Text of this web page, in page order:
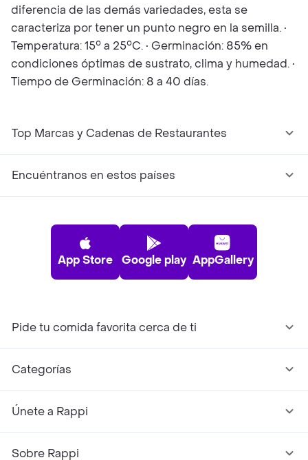
diferencia de las demás variedades, esta se
caracteriza por tener un punto negro en la semilla. •
Temperatura: 15° a 25°C. • Germinación: 85% en
condiciones óptimas de sustrato, clima y humedad. •
Tiempo de Germinación: 8 a 40 días.
Top Marcas y Cadenas de Restaurantes
Encuéntranos en estos países
App Store Google play AppGallery
Pide tu comida favorita cerca de ti
Categorías
Únete a Rappi
Sobre Rappi